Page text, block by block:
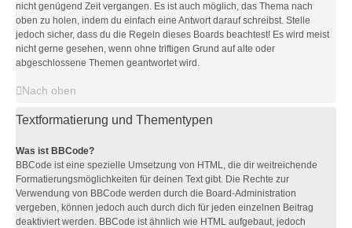
nicht genügend Zeit vergangen. Es ist auch möglich, das Thema nach
oben zu holen, indem du einfach eine Antwort darauf schreibst. Stelle
jedoch sicher, dass du die Regeln dieses Boards beachtest! Es wird meist
nicht gerne gesehen, wenn ohne triftigen Grund auf alte oder
abgeschlossene Themen geantwortet wird.
Nach oben
Textformatierung und Thementypen
Was ist BBCode?
BBCode ist eine spezielle Umsetzung von HTML, die dir weitreichende
Formatierungsmöglichkeiten für deinen Text gibt. Die Rechte zur
Verwendung von BBCode werden durch die Board-Administration
vergeben, können jedoch auch durch dich für jeden einzelnen Beitrag
deaktiviert werden. BBCode ist ähnlich wie HTML aufgebaut, jedoch